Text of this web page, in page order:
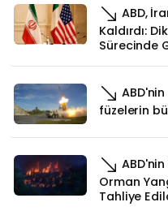
ABD,
Kaldırdı:
Sürecinde
füzelerin
Orman
Tahliye